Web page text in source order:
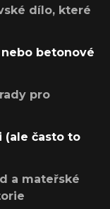
dílo, které
betonové
pro
(ale často to
a mateřské